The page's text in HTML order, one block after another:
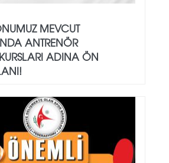
MEVCUT
ANTRENÖR
KURSLARI ADINA ÖN